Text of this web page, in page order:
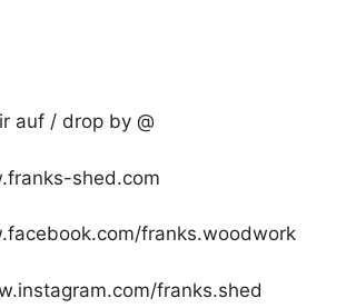
auf / drop by @
shed.com
franks.woodwork
franks.shed